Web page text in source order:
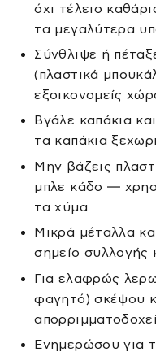
όχι τέλειο
τα μεγαλύτερα
Σύνθλιψε ή
(πλαστικά
εξοικονομείς
Βγάλε καπάκια
τα καπάκια
Μην βάζεις
μπλε κάδο —
τα χύμα
Μικρά μέταλλα
σημείο συλλογής
Για ελαφρώς
φαγητό) σκέψου
Ενημερώσου για